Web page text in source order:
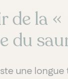
de la «
du
une